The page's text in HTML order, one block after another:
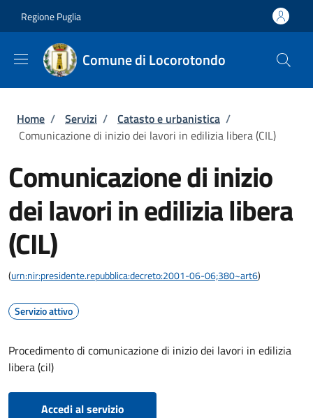
Regione Puglia
Comune di Locorotondo
Briciole di pane
Home / Servizi / Catasto e urbanistica /
Comunicazione di inizio dei lavori in edilizia libera (CIL)
Comunicazione di inizio
dei lavori in edilizia libera
(CIL)
(urn:nir:presidente.repubblica:decreto:2001-06-06;380~art6)
Servizio attivo
Procedimento di comunicazione di inizio dei lavori in edilizia
libera (cil)
Accedi al servizio